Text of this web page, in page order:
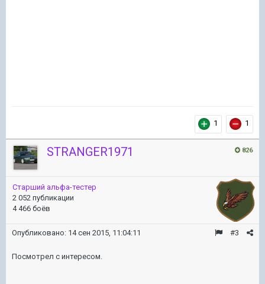
1 1
826
STRANGER1971
Старший альфа-тестер
2 052 публикации
4 466 боёв
#3
Опубликовано: 14 сен 2015, 11:04:11
Посмотрел с интересом.